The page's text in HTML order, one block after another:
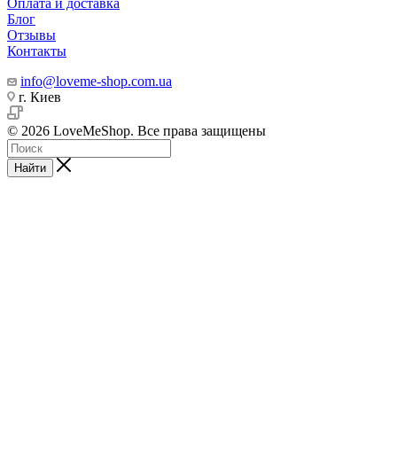
Блог
Отзывы
Контакты
info@loveme-shop.com.ua
г. Киев
© 2026 LoveMeShop. Все права защищены
Найти